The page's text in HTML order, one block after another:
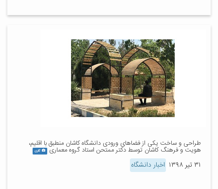
طراحی و ساخت یکی از فضاهای ورودی دانشگاه کاشان منطبق با اقلیم،
هویت و فرهنگ کاشان توسط دکتر ممتحن استاد گروه معماری گالری
۳۱ تیر ۱۳۹۸ اخبار دانشگاه